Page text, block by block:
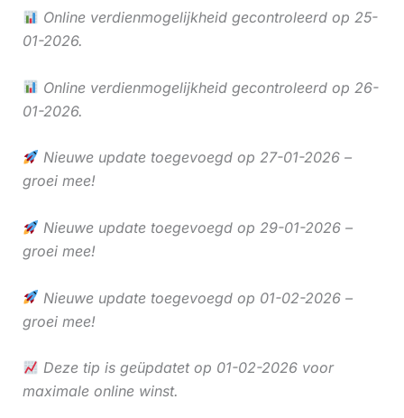
Online verdienmogelijkheid gecontroleerd op 25-
01-2026.
Online verdienmogelijkheid gecontroleerd op 26-
01-2026.
Nieuwe update toegevoegd op 27-01-2026 –
groei mee!
Nieuwe update toegevoegd op 29-01-2026 –
groei mee!
Nieuwe update toegevoegd op 01-02-2026 –
groei mee!
Deze tip is geüpdatet op 01-02-2026 voor
maximale online winst.